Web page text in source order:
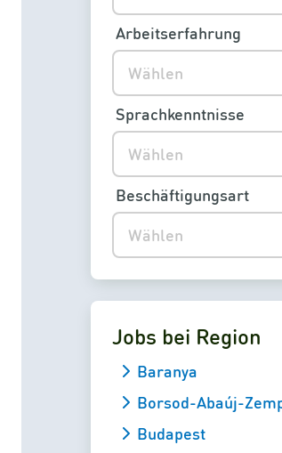
Wählen
Arbeitserfahrung
Wählen
Sprachkenntnisse
Wählen
Beschäftigungsart
Jobs bei Region
Baranya
Borsod-Abaúj-
Budapest